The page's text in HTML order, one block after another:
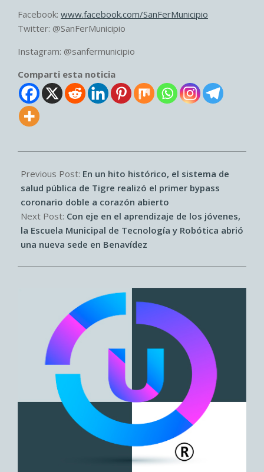
Facebook: www.facebook.com/SanFerMunicipio
Twitter: @SanFerMunicipio
Instagram: @sanfermunicipio
Comparti esta noticia
06-
14
Previous Post: En un hito histórico, el sistema de
salud pública de Tigre realizó el primer bypass
coronario doble a corazón abierto
Next Post: Con eje en el aprendizaje de los jóvenes,
la Escuela Municipal de Tecnología y Robótica abrió
una nueva sede en Benavídez